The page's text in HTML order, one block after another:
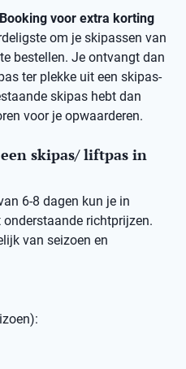
voor extra korting
om je skipassen van
bestellen. Je ontvangt dan
ter plekke uit een skipas-
skipas hebt dan
voor je opwaarderen.
skipas/ liftpas in
6-8 dagen kun je in
richtprijzen.
van seizoen en